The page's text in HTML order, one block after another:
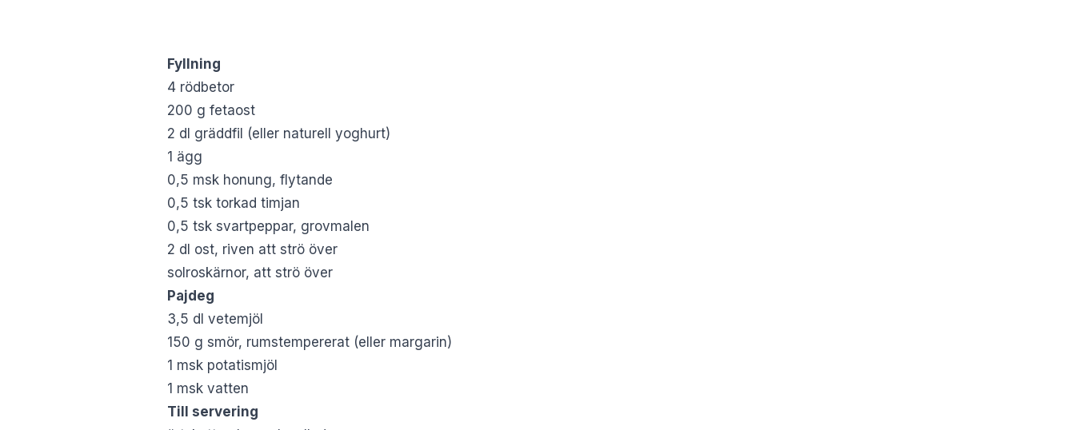
Fyllning
4 rödbetor
200 g fetaost
2 dl gräddfil (eller naturell yoghurt)
1 ägg
0,5 msk honung, flytande
0,5 tsk torkad timjan
0,5 tsk svartpeppar, grovmalen
2 dl ost, riven att strö över
solroskärnor, att strö över
Pajdeg
3,5 dl vetemjöl
150 g smör, rumstempererat (eller margarin)
1 msk potatismjöl
1 msk vatten
Till servering